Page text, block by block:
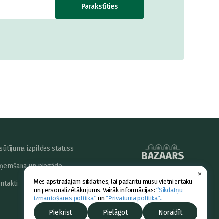
×
Mēs apstrādājam sīkdatnes, lai padarītu mūsu vietni ērtāku
un personalizētāku jums. Vairāk informācijas:“Sīkdatņu
izmantošanas politika” un“Privātuma politika”..
Piekrist Pielāgot Noraidīt
Parakstīties
izpildes statuss
un piegāde